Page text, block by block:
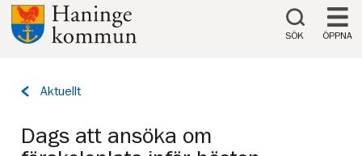
Till innehåll på sidan
SÖK ÖPPNA
Tillbaka
Aktuellt
Dags att ansöka om